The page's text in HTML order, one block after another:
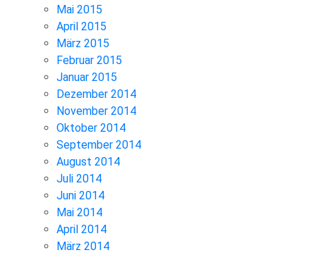
Mai 2015
April 2015
März 2015
Februar 2015
Januar 2015
Dezember 2014
November 2014
Oktober 2014
September 2014
August 2014
Juli 2014
Juni 2014
Mai 2014
April 2014
März 2014